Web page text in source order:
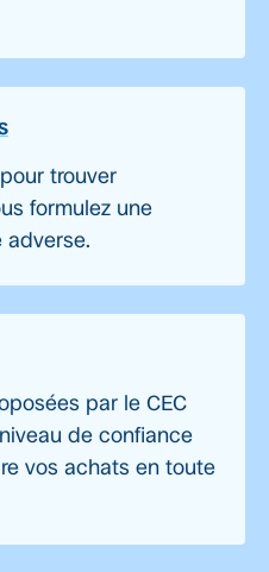
trouver
formulez une
adverse.
par le CEC
de confiance
vos achats en toute